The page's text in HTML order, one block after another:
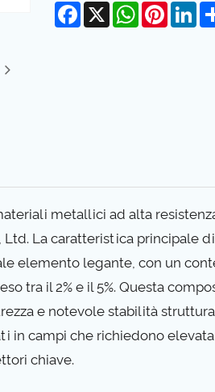
Facebook
X WhatsAppPinterest
metallici ad alta
La caratteristica principale
elemento legante, con un
tra il 2% e il 5%. Questa
e notevole stabilità
campi che richiedono elevata
chiave.